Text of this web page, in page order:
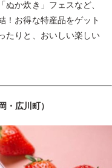
か炊き」フェスなど、
！お得な特産品をゲット
たりと、おいしい楽しい
・広川町）